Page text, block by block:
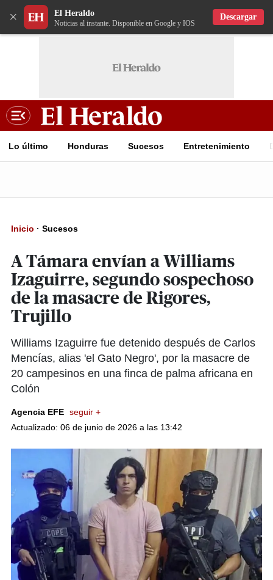
× El Heraldo
Noticias al instante. Disponible en Google y IOS
Descargar
Lo último Honduras Sucesos Entretenimiento
Inicio · Sucesos
A Támara envían a Williams
Izaguirre, segundo sospechoso
de la masacre de Rigores,
Trujillo
Williams Izaguirre fue detenido después de Carlos
Mencías, alias 'el Gato Negro', por la masacre de
20 campesinos en una finca de palma africana en
Colón
Agencia EFE seguir +
Actualizado: 06 de junio de 2026 a las 13:42